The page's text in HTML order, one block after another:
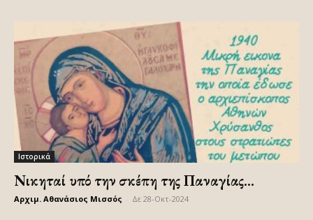
Ιστορικά
Νικηταί υπό την σκέπη της Παναγίας…
Αρχιμ. Αθανάσιος Μισσός Δε 28-Οκτ-2024